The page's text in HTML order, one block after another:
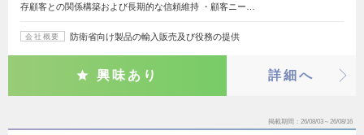
存顧客との関係構築および長期的な信頼維持 ・顧客ニー…
会社概要 防衛省向け製品の輸入販売及び役務の提供
興味あり 詳細へ
掲載期間 26/08/03～26/08/16